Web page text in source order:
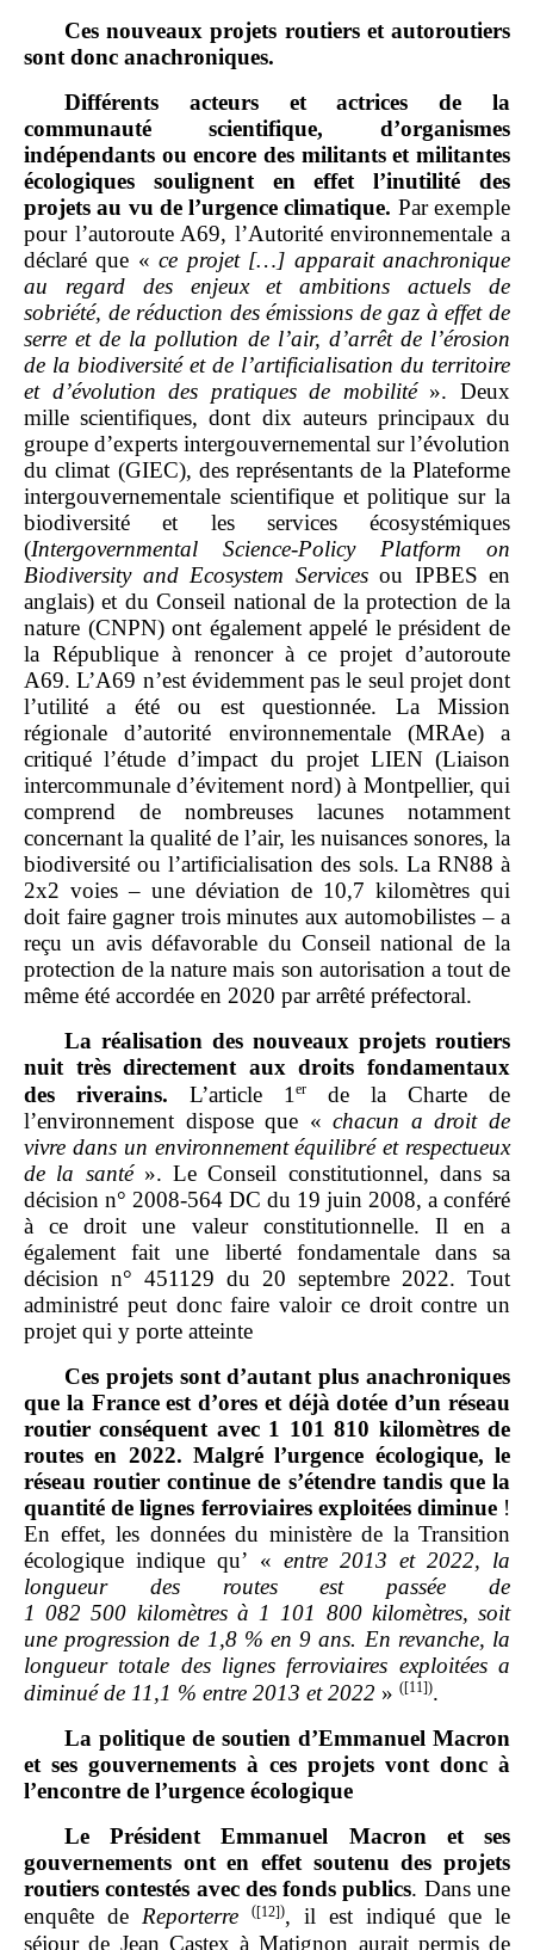
Ces nouveaux projets routiers et autoroutiers
sont donc anachroniques.
Différents acteurs et actrices de la
communauté scientifique, d’organismes
indépendants ou encore des militants et militantes
écologiques soulignent en effet l’inutilité des
projets au vu de l’urgence climatique. Par exemple
pour l’autoroute A69, l’Autorité environnementale a
déclaré que «ce projet […] apparait anachronique
au regard des enjeux et ambitions actuels de
sobriété, de réduction des émissions de gaz à effet de
serre et de la pollution de l’air, d’arrêt de l’érosion
de la biodiversité et de l’artificialisation du territoire
et d’évolution des pratiques de mobilité». Deux
mille scientifiques, dont dix auteurs principaux du
groupe d’experts intergouvernemental sur l’évolution
du climat (GIEC), des représentants de la Plateforme
intergouvernementale scientifique et politique sur la
biodiversité et les services écosystémiques
(Intergovernmental Science‑Policy Platform on
Biodiversity and Ecosystem Services ou IPBES en
anglais) et du Conseil national de la protection de la
nature (CNPN) ont également appelé le président de
la République à renoncer à ce projet d’autoroute
A69. L’A69 n’est évidemment pas le seul projet dont
l’utilité a été ou est questionnée. La Mission
régionale d’autorité environnementale (MRAe) a
critiqué l’étude d’impact du projet LIEN (Liaison
intercommunale d’évitement nord) à Montpellier, qui
comprend de nombreuses lacunes notamment
concernant la qualité de l’air, les nuisances sonores, la
biodiversité ou l’artificialisation des sols. La RN88 à
2x2 voies – une déviation de 10,7 kilomètres qui
doit faire gagner trois minutes aux automobilistes – a
reçu un avis défavorable du Conseil national de la
protection de la nature mais son autorisation a tout de
même été accordée en 2020 par arrêté préfectoral.
La réalisation des nouveaux projets routiers
nuit très directement aux droits fondamentaux
des riverains. L’article 1er
de la Charte de
l’environnement dispose que «chacun a droit de
vivre dans un environnement équilibré et respectueux
de la santé». Le Conseil constitutionnel, dans sa
décision n° 2008‑564 DC du 19 juin 2008, a conféré
à ce droit une valeur constitutionnelle. Il en a
également fait une liberté fondamentale dans sa
décision n° 451129 du 20 septembre 2022. Tout
administré peut donc faire valoir ce droit contre un
projet qui y porte atteinte
Ces projets sont d’autant plus anachroniques
que la France est d’ores et déjà dotée d’un réseau
routier conséquent avec 1 101 810 kilomètres de
routes en 2022. Malgré l’urgence écologique, le
réseau routier continue de s’étendre tandis que la
quantité de lignes ferroviaires exploitées diminue!
En effet, les données du ministère de la Transition
écologique indique qu’ « entre 2013 et 2022, la
longueur des routes est passée de
1 082 500 kilomètres à 1 101 800 kilomètres, soit
une progression de 1,8 % en 9 ans. En revanche, la
longueur totale des lignes ferroviaires exploitées a
diminué de 11,1 % entre 2013 et 2022 » ([11]).
La politique de soutien d’Emmanuel Macron
et ses gouvernements à ces projets vont donc à
l’encontre de l’urgence écologique
Le Président Emmanuel Macron et ses
gouvernements ont en effet soutenu des projets
routiers contestés avec des fonds publics. Dans une
enquête de Reporterre ([12]), il est indiqué que le
séjour de Jean Castex à Matignon aurait permis de